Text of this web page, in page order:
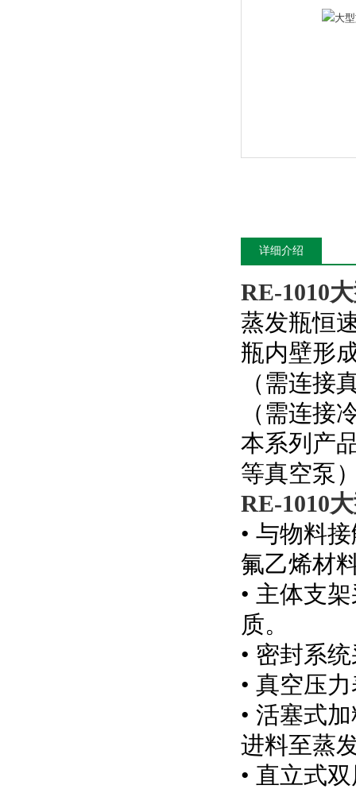
详细介绍
RE-1010
蒸发瓶恒
瓶内壁形
（需连接
（需连接
本系列产
等真空泵
RE-1010
• 与物料
氟乙烯材
• 主体支
质。
• 密封系
• 真空压
• 活塞式
进料至蒸
• 直立式